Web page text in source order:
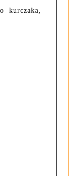
kurczaka,